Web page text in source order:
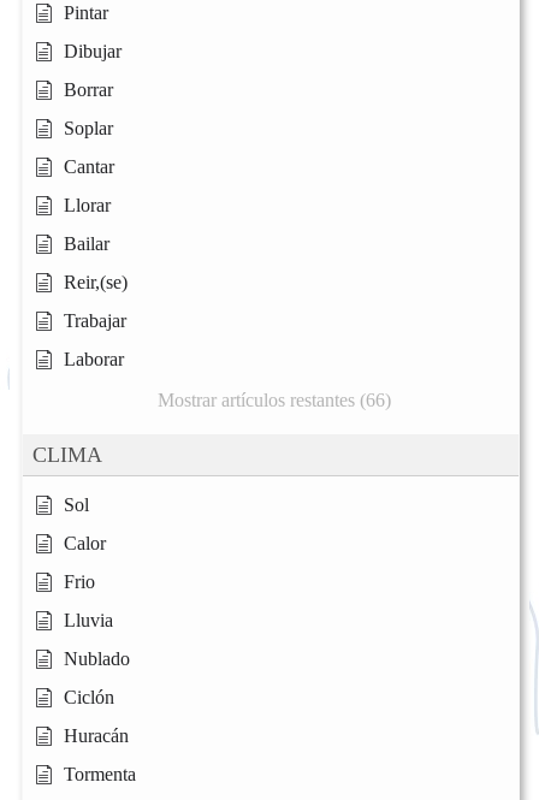
Pintar
Dibujar
Borrar
Soplar
Cantar
Llorar
Bailar
Reir,(se)
Trabajar
Laborar
Mostrar artículos restantes (66)
CLIMA
Sol
Calor
Frio
Lluvia
Nublado
Ciclón
Huracán
Tormenta